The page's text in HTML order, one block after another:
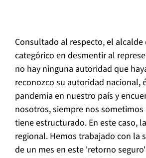
Consultado al respecto, el alcalde
categórico en desmentir al
no hay ninguna autoridad que
reconozco su autoridad nacional,
pandemia en nuestro país y
nosotros, siempre nos
tiene estructurado. En este caso,
regional. Hemos trabajado con la
de un mes en este 'retorno